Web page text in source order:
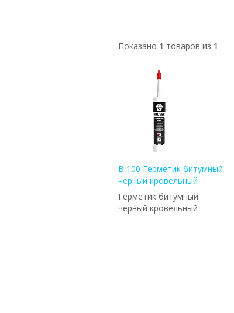
Показано 1 товаров из 1
B 100 Герметик битумный
черный кровельный
Герметик битумный
черный кровельный